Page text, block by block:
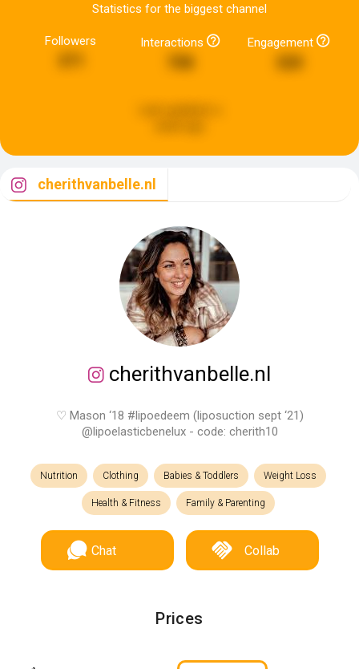
Statistics for the biggest channel
Followers Interactions
708
Engagement
cherithvanbelle.nl
cherithvanbelle.nl
♡ Mason ‘18 #lipoedeem (liposuction sept ‘21)
@lipoelasticbenelux - code: cherith10
Nutrition Clothing Babies & Toddlers Weight Loss
Health & Fitness Family & Parenting
Chat Collab
Prices